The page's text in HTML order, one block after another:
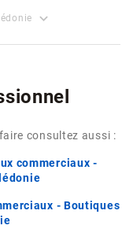
expand_more
consultez aussi :
commerciaux -
- Boutiques